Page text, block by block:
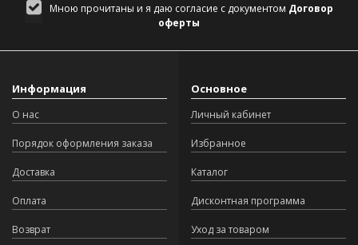
Мною прочитаны и я даю согласие с документом Договор
оферты
Информация
О нас
Порядок оформления заказа
Доставка
Оплата
Возврат
Основное
Личный кабинет
Избранное
Каталог
Дисконтная программа
Уход за товаром